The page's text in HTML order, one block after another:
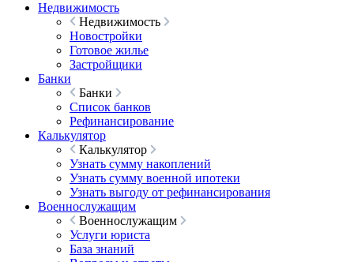
Недвижимость
Недвижимость
Новостройки
Готовое жилье
Застройщики
Банки
Банки
Список банков
Рефинансирование
Калькулятор
Калькулятор
Узнать сумму накоплений
Узнать сумму военной ипотеки
Узнать выгоду от рефинансирования
Военнослужащим
Военнослужащим
Услуги юриста
База знаний